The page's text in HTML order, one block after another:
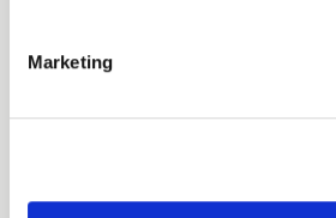
Marketing